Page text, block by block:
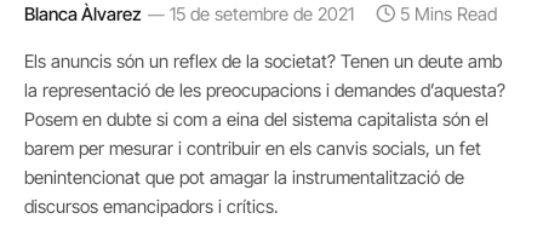
Blanca Àlvarez 15 de setembre de 2021 5 Mins Read
Els anuncis són un reflex de la societat? Tenen un deute amb
la representació de les preocupacions i demandes d’aquesta?
Posem en dubte si com a eina del sistema capitalista són el
barem per mesurar i contribuir en els canvis socials, un fet
benintencionat que pot amagar la instrumentalització de
discursos emancipadors i crítics.